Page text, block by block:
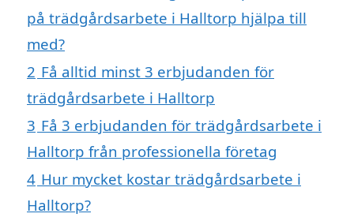
på trädgårdsarbete i Halltorp hjälpa till
med?
2 Få alltid minst 3 erbjudanden för
trädgårdsarbete i Halltorp
3 Få 3 erbjudanden för trädgårdsarbete i
Halltorp från professionella företag
4 Hur mycket kostar trädgårdsarbete i
Halltorp?